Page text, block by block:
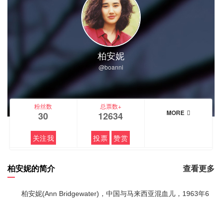
柏安妮
@boanni
粉丝数
30
关注我
总票数+
12634
投票 赞赏
MORE
柏安妮的简介 查看更多
柏安妮(Ann Bridgewater)，中国与马来西亚混血儿，1963年6